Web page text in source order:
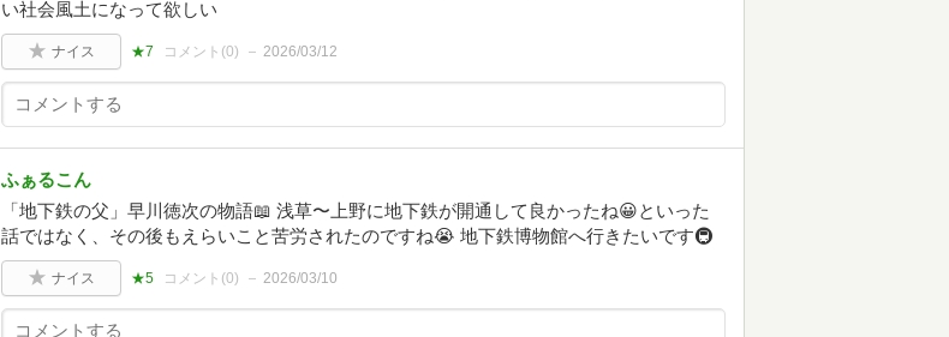
い社会風土になって欲しい
ナイス ★7 コメント(0) 2026/03/12
ふぁるこん
「地下鉄の父」早川徳次の物語📖 浅草〜上野に地下鉄が開通して良かったね😀といった
話ではなく、その後もえらいこと苦労されたのですね😭 地下鉄博物館へ行きたいです🚇
ナイス ★5 コメント(0) 2026/03/10